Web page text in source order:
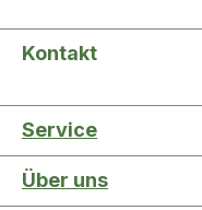
Kontakt
Service
Über uns